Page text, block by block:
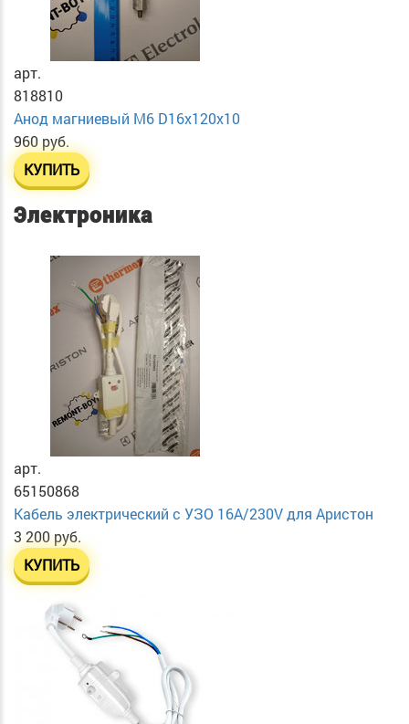
арт.
818810
Анод магниевый М6 D16х120х10
960 руб.
КУПИТЬ
Электроника
арт.
65150868
Кабель электрический с УЗО 16А/230V для Аристон
3 200 руб.
КУПИТЬ